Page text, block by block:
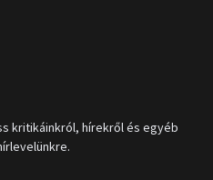
kritikáinkról, hírekről és egyéb